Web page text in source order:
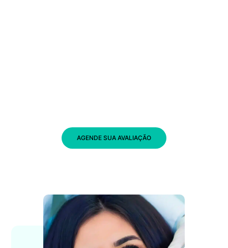
AGENDE SUA AVALIAÇÃO